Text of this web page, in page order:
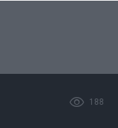
188